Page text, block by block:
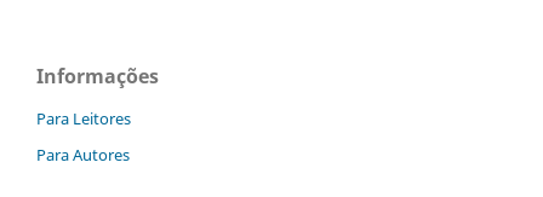
Informações
Para Leitores
Para Autores